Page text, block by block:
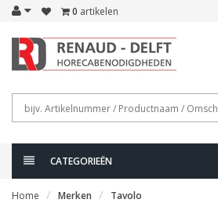
0 artikelen
CATEGORIEËN
Home Merken Tavolo